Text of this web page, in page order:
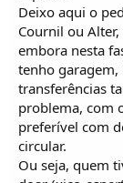
Deixo aqui o
Cournil ou
embora nesta
tenho garagem,
transferências
problema, com
preferível com
circular.
Ou seja, quem